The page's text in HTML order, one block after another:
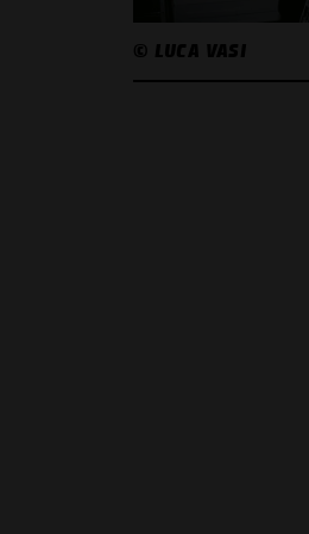
© LUCA VASI